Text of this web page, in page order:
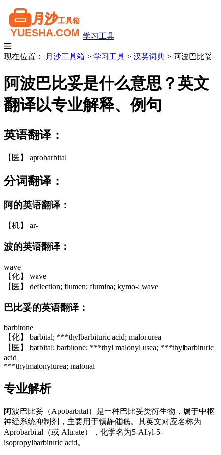
学习工具
☰
现在位置：
月沙工具箱 > 学习工具 > 汉英词典 > 阿波巴比妥
阿波巴比妥是什么意思？英文
翻译以专业解释、例句
英语翻译：
【医】 aprobarbital
分词翻译：
阿的英语翻译：
【机】 ar-
波的英语翻译：
wave
【化】 wave
【医】 deflection; flumen; flumina; kymo-; wave
巴比妥的英语翻译：
barbitone
【化】 barbital; ***thylbarbituric acid; malonurea
【医】 barbital; barbitone; ***thyl malonyl usea; ***thylbarbituric
acid
***thylmalonylurea; malonal
专业解析
阿波巴比妥（Apobarbital）是一种巴比妥类衍生物，属于中枢
神经系统抑制剂，主要用于镇静催眠。其英文对应名称为
Aprobarbital（或 Alurate），化学名为5-Allyl-5-
isopropylbarbituric acid。